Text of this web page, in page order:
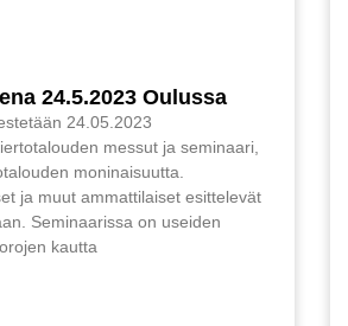
24.5.2023 Oulussa
24.05.2023
messut ja seminaari,
moninaisuutta.
ja muut ammattilaiset esittelevät
Seminaarissa on useiden
kautta